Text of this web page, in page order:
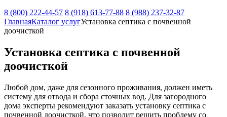
8 (800) 222-44-57 8 (918) 613-77-88 8 (988) 237-32-87
ГлавнаяКаталог услугУстановка септика с почвенной
доочисткой
Установка септика с почвенной
доочисткой
Любой дом, даже для сезонного проживания, должен иметь
систему для отвода и сбора сточных вод. Для загородного
дома эксперты рекомендуют заказать установку септика с
почвенной доочисткой, что позволит решить проблему со